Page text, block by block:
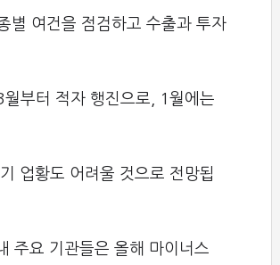
별 여건을 점검하고 수출과 투자
부터 적자 행진으로, 1월에는
업황도 어려울 것으로 전망됩
주요 기관들은 올해 마이너스